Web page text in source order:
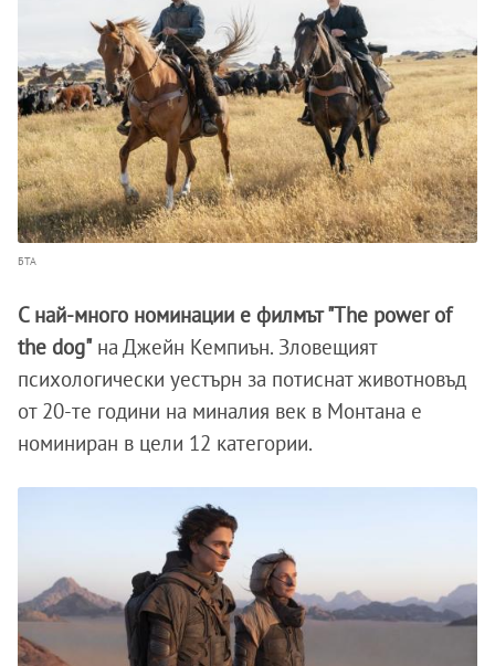
БТА
С най-много номинации е филмът "The power of
the dog"на Джейн Кемпиън. Зловещият
психологически уестърн за потиснат животновъд
от 20-те години на миналия век в Монтана е
номиниран в цели 12 категории.